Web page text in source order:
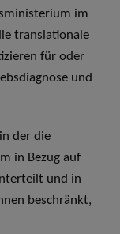
im
translationale
für oder
und
der die
in Bezug auf
und in
beschränkt,